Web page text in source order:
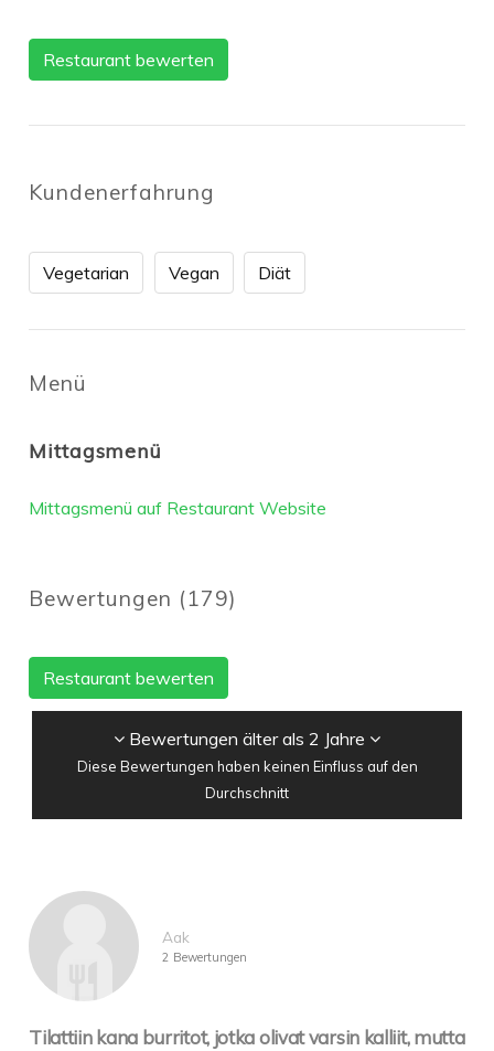
Restaurant bewerten
Kundenerfahrung
Vegetarian Vegan Diät
Menü
Mittagsmenü
Mittagsmenü auf Restaurant Website
Bewertungen (179)
Restaurant bewerten
Bewertungen älter als 2 Jahre
Diese Bewertungen haben keinen Einfluss auf den
Durchschnitt
Aak
2 Bewertungen
Tilattiin kana burritot, jotka olivat varsin kalliit, mutta